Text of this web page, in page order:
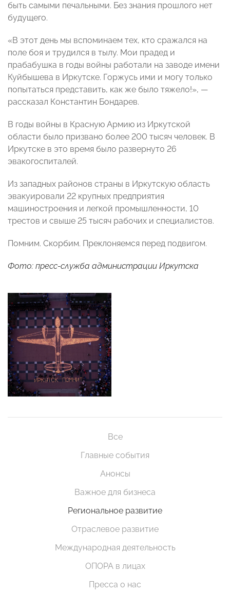
быть самыми печальными. Без знания прошлого нет
будущего.
«В этот день мы вспоминаем тех, кто сражался на
поле боя и трудился в тылу. Мои прадед и
прабабушка в годы войны работали на заводе имени
Куйбышева в Иркутске. Горжусь ими и могу только
попытаться представить, как же было тяжело!», —
рассказал Константин Бондарев.
В годы войны в Красную Армию из Иркутской
области было призвано более 200 тысяч человек. В
Иркутске в это время было развернуто 26
эвакогоспиталей.
Из западных районов страны в Иркутскую область
эвакуировали 22 крупных предприятия
машиностроения и легкой промышленности, 10
трестов и свыше 25 тысяч рабочих и специалистов.
Помним. Скорбим. Преклоняемся перед подвигом.
Фото: пресс-служба администрации Иркутска
Все
Главные события
Анонсы
Важное для бизнеса
Региональное развитие
Отраслевое развитие
Международная деятельность
ОПОРА в лицах
Пресса о нас